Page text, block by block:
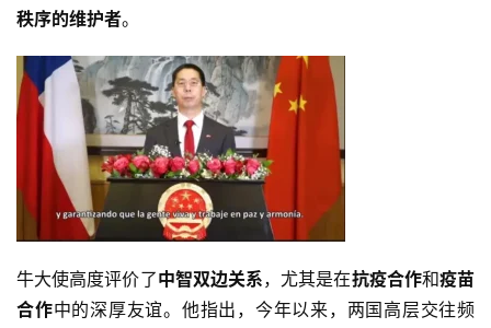
秩序的维护者。
牛大使高度评价了中智双边关系，尤其是在抗疫合作和疫苗
合作中的深厚友谊。他指出，今年以来，两国高层交往频